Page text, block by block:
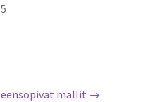
mallit →